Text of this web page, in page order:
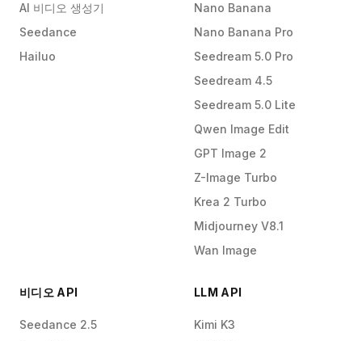
AI 비디오 생성기
Seedance
Hailuo
Nano Banana
Nano Banana Pro
Seedream 5.0 Pro
Seedream 4.5
Seedream 5.0 Lite
Qwen Image Edit
GPT Image 2
Z-Image Turbo
Krea 2 Turbo
Midjourney V8.1
Wan Image
비디오 API
Seedance 2.5
LLM API
Kimi K3